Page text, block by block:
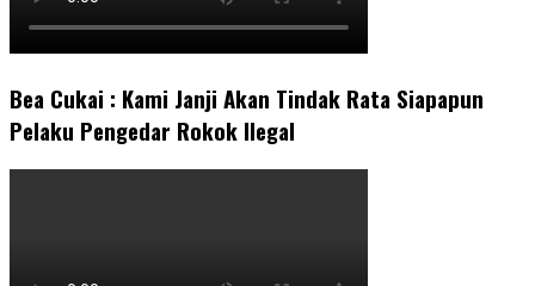
Bea Cukai : Kami Janji Akan Tindak Rata Siapapun
Pelaku Pengedar Rokok Ilegal